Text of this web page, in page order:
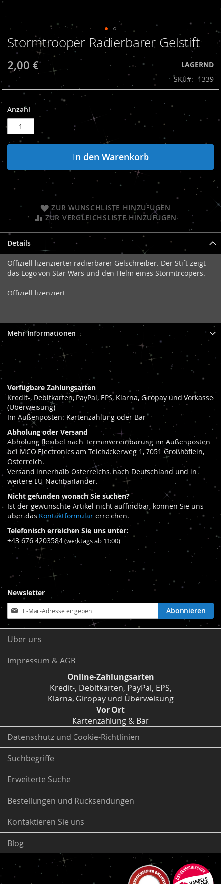
Zum
Anfang
der
Bildergalerie
springen
Stormtrooper Radierbarer Gelstift
2,00 €
LAGERND
SKU
1339
Anzahl
In den Warenkorb
ZUR WUNSCHLISTE HINZUFÜGEN
ZUR VERGLEICHSLISTE HINZUFÜGEN
Details
Offiziell lizenzierter radierbarer Gelschreiber. Der Stift zeigt
das Logo von Star Wars und den Helm eines Stormtroopers.
Offiziell lizenziert
Mehr Informationen
Verfügbare Zahlungsarten
Kredit-, Debitkarten, PayPal, EPS, Klarna, Giropay und Vorkasse
(Überweisung)
Im Außenposten: Kartenzahlung oder Bar
Abholung oder Versand
Abholung flexibel nach Terminvereinbarung im Außenposten
bei MCO Electronics am Teichäckerweg 1, 7051 Großhöflein,
Österreich.
Versand innerhalb Österreichs, nach Deutschland und in
weitere EU-Nachbarländer.
Nicht gefunden wonach Sie suchen?
Ist der gewünschte Artikel nicht auffindbar, können Sie uns
über das Kontaktformular erreichen.
Telefonisch erreichen Sie uns unter:
+43 676 4203584(werktags ab 11:00)
Newsletter
Anmeldung
zum
Newsletter:
Abonnieren
Über uns
Impressum & AGB
Online-Zahlungsarten
Kredit-, Debitkarten, PayPal, EPS,
Klarna, Giropay und Überweisung
Vor Ort
Kartenzahlung & Bar
Datenschutz und Cookie-Richtlinien
Suchbegriffe
Erweiterte Suche
Bestellungen und Rücksendungen
Kontaktieren Sie uns
Blog